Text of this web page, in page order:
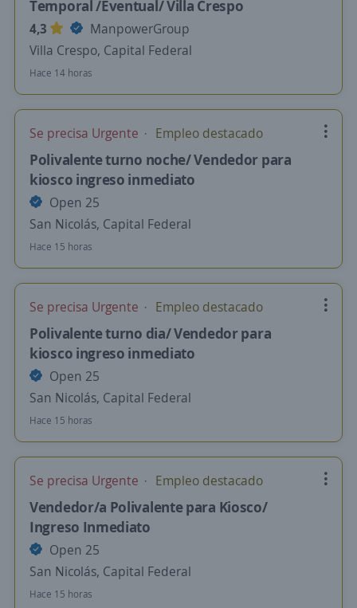
Temporal /Eventual/ Villa Crespo
4,3
ManpowerGroup
Villa Crespo, Capital Federal
Hace 14 horas
Se precisa Urgente Empleo destacado
Polivalente turno noche/ Vendedor para
kiosco ingreso inmediato
Open 25
San Nicolás, Capital Federal
Hace 15 horas
Se precisa Urgente Empleo destacado
Polivalente turno dia/ Vendedor para
kiosco ingreso inmediato
Open 25
San Nicolás, Capital Federal
Hace 15 horas
Se precisa Urgente Empleo destacado
Vendedor/a Polivalente para Kiosco/
Ingreso Inmediato
Open 25
San Nicolás, Capital Federal
Hace 15 horas